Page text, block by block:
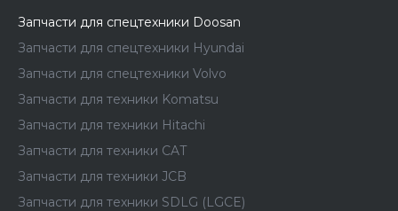
Запчасти для спецтехники Doosan
Запчасти для спецтехники Hyundai
Запчасти для спецтехники Volvo
Запчасти для техники Komatsu
Запчасти для техники Hitachi
Запчасти для техники CAT
Запчасти для техники JCB
Запчасти для техники SDLG (LGCE)